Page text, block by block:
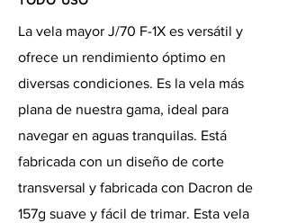
La vela mayor J/70 F-1X es versátil y
ofrece un rendimiento óptimo en
diversas condiciones. Es la vela más
plana de nuestra gama, ideal para
navegar en aguas tranquilas. Está
fabricada con un diseño de corte
transversal y fabricada con Dacron de
157g suave y fácil de trimar. Esta vela